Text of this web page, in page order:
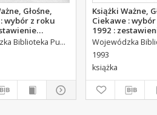
Głośne,
wybór z roku
Wojewódzka Biblioteka Publiczna (Kielce). Dział Informacyjno-Bibliograficzny.
Książki Ważne,
Ciekawe :
1992 :
bibliograficzne
1993
książka